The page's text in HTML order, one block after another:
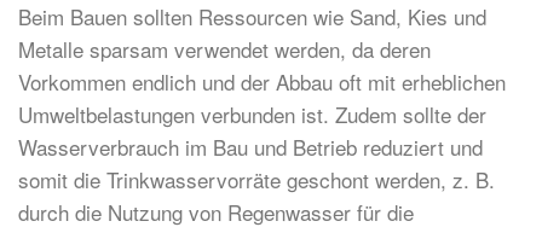
Beim Bauen sollten Ressourcen wie Sand, Kies und
Metalle sparsam verwendet werden, da deren
Vorkommen endlich und der Abbau oft mit erheblichen
Umweltbelastungen verbunden ist. Zudem sollte der
Wasserverbrauch im Bau und Betrieb reduziert und
somit die Trinkwasservorräte geschont werden, z. B.
durch die Nutzung von Regenwasser für die